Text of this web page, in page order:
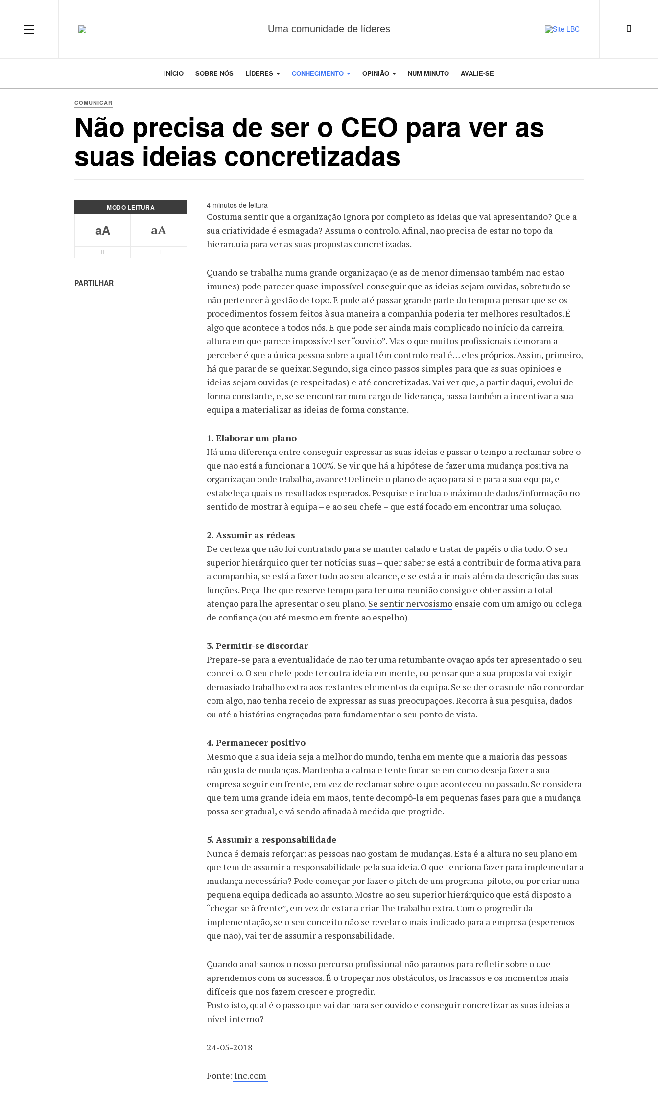
Uma comunidade de líderes
INÍCIO SOBRE NÓS LÍDERES CONHECIMENTO OPINIÃO NUM MINUTO AVALIE-SE
COMUNICAR
Não precisa de ser o CEO para ver as
suas ideias concretizadas
MODO LEITURA
aA aA
PARTILHAR
4 minutos de leitura
Costuma sentir que a organização ignora por completo as ideias que vai apresentando? Que a
sua criatividade é esmagada? Assuma o controlo. Afinal, não precisa de estar no topo da
hierarquia para ver as suas propostas concretizadas.
Quando se trabalha numa grande organização (e as de menor dimensão também não estão
imunes) pode parecer quase impossível conseguir que as ideias sejam ouvidas, sobretudo se
não pertencer à gestão de topo. E pode até passar grande parte do tempo a pensar que se os
procedimentos fossem feitos à sua maneira a companhia poderia ter melhores resultados. É
algo que acontece a todos nós. E que pode ser ainda mais complicado no início da carreira,
altura em que parece impossível ser “ouvido”. Mas o que muitos profissionais demoram a
perceber é que a única pessoa sobre a qual têm controlo real é… eles próprios. Assim, primeiro,
há que parar de se queixar. Segundo, siga cinco passos simples para que as suas opiniões e
ideias sejam ouvidas (e respeitadas) e até concretizadas. Vai ver que, a partir daqui, evolui de
forma constante, e, se se encontrar num cargo de liderança, passa também a incentivar a sua
equipa a materializar as ideias de forma constante.
1. Elaborar um plano
Há uma diferença entre conseguir expressar as suas ideias e passar o tempo a reclamar sobre o
que não está a funcionar a 100%. Se vir que há a hipótese de fazer uma mudança positiva na
organização onde trabalha, avance! Delineie o plano de ação para si e para a sua equipa, e
estabeleça quais os resultados esperados. Pesquise e inclua o máximo de dados/informação no
sentido de mostrar à equipa – e ao seu chefe – que está focado em encontrar uma solução.
2. Assumir as rédeas
De certeza que não foi contratado para se manter calado e tratar de papéis o dia todo. O seu
superior hierárquico quer ter notícias suas – quer saber se está a contribuir de forma ativa para
a companhia, se está a fazer tudo ao seu alcance, e se está a ir mais além da descrição das suas
funções. Peça-lhe que reserve tempo para ter uma reunião consigo e obter assim a total
atenção para lhe apresentar o seu plano. Se sentir nervosismo ensaie com um amigo ou colega
de confiança (ou até mesmo em frente ao espelho).
3. Permitir-se discordar
Prepare-se para a eventualidade de não ter uma retumbante ovação após ter apresentado o seu
conceito. O seu chefe pode ter outra ideia em mente, ou pensar que a sua proposta vai exigir
demasiado trabalho extra aos restantes elementos da equipa. Se se der o caso de não concordar
com algo, não tenha receio de expressar as suas preocupações. Recorra à sua pesquisa, dados
ou até a histórias engraçadas para fundamentar o seu ponto de vista.
4. Permanecer positivo
Mesmo que a sua ideia seja a melhor do mundo, tenha em mente que a maioria das pessoas
não gosta de mudanças. Mantenha a calma e tente focar-se em como deseja fazer a sua
empresa seguir em frente, em vez de reclamar sobre o que aconteceu no passado. Se considera
que tem uma grande ideia em mãos, tente decompô-la em pequenas fases para que a mudança
possa ser gradual, e vá sendo afinada à medida que progride.
5. Assumir a responsabilidade
Nunca é demais reforçar: as pessoas não gostam de mudanças. Esta é a altura no seu plano em
que tem de assumir a responsabilidade pela sua ideia. O que tenciona fazer para implementar a
mudança necessária? Pode começar por fazer o pitch de um programa-piloto, ou por criar uma
pequena equipa dedicada ao assunto. Mostre ao seu superior hierárquico que está disposto a
“chegar-se à frente”, em vez de estar a criar-lhe trabalho extra. Com o progredir da
implementação, se o seu conceito não se revelar o mais indicado para a empresa (esperemos
que não), vai ter de assumir a responsabilidade.
Quando analisamos o nosso percurso profissional não paramos para refletir sobre o que
aprendemos com os sucessos. É o tropeçar nos obstáculos, os fracassos e os momentos mais
difíceis que nos fazem crescer e progredir.
Posto isto, qual é o passo que vai dar para ser ouvido e conseguir concretizar as suas ideias a
nível interno?
24-05-2018
Fonte: Inc.com